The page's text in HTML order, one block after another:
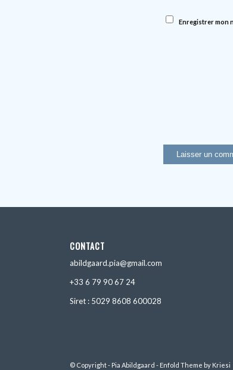
Enregistrer mon
CONTACT
abildgaard.pia@gmail.com
+33 6 79 90 67 24
Siret : 5029 8608 600028
© Copyright - Pia Abildgaard - Enfold Theme by Kriesi